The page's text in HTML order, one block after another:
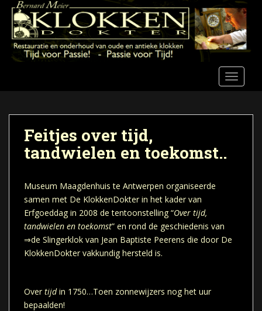
Feitjes over tijd,
tandwielen en toekomst..
Museum Maagdenhuis te Antwerpen organiseerde
samen met De KlokkenDokter in het kader van
Erfgoeddag in 2008 de tentoonstelling “Over tijd,
tandwielen en toekomst” en rond de geschiedenis van
⇒de Slingerklok van Jean Baptiste Peerens die door De
KlokkenDokter vakkundig hersteld is.
Overtijdin 1750…Toen zonnewijzers nog het uur
bepaalden!